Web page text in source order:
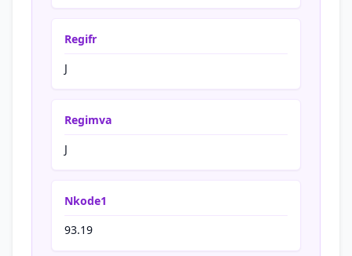
Regifr
J
Regimva
J
Nkode1
93.19